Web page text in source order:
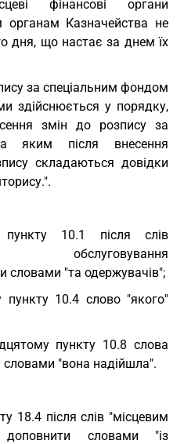
фінансові органи
органам Казначейства не
дня, що настає за днем їх
за спеціальним фондом
здійснюється у порядку,
змін до розпису за
яким після внесення
складаються довідки
10.1 після слів
обслуговування
словами "та одержувачів";
10.4 слово "якого"
пункту 10.8 слова
словами "вона надійшла".
18.4 після слів "місцевим
словами "із